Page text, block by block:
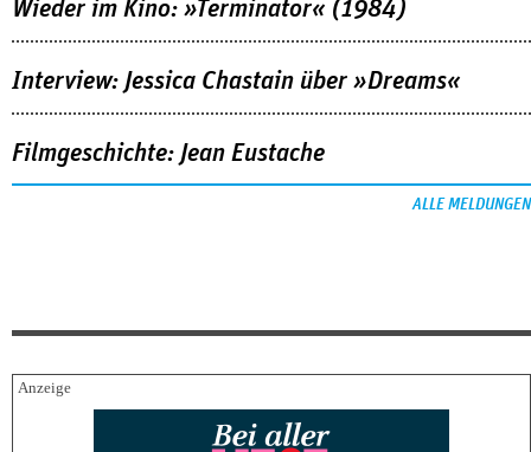
Wieder im Kino: »Terminator« (1984)
Interview: Jessica Chastain über »Dreams«
Filmgeschichte: Jean Eustache
ALLE MELDUNGEN